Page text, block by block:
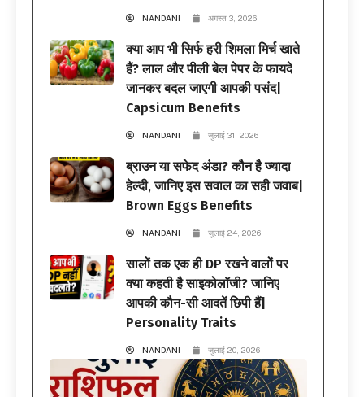
NANDANI अगस्त 3, 2026
क्या आप भी सिर्फ हरी शिमला मिर्च खाते
हैं? लाल और पीली बेल पेपर के फायदे
जानकर बदल जाएगी आपकी पसंद|
Capsicum Benefits
NANDANI जुलाई 31, 2026
ब्राउन या सफेद अंडा? कौन है ज्यादा
हेल्दी, जानिए इस सवाल का सही जवाब|
Brown Eggs Benefits
NANDANI जुलाई 24, 2026
सालों तक एक ही DP रखने वालों पर
क्या कहती है साइकोलॉजी? जानिए
आपकी कौन-सी आदतें छिपी हैं|
Personality Traits
NANDANI जुलाई 20, 2026